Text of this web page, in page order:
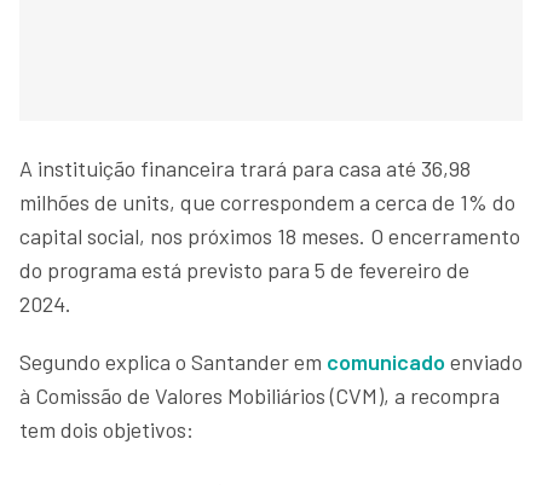
A instituição financeira trará para casa até 36,98
milhões de units, que correspondem a cerca de 1% do
capital social, nos próximos 18 meses. O encerramento
do programa está previsto para 5 de fevereiro de
2024.
Segundo explica o Santander em comunicado enviado
à Comissão de Valores Mobiliários (CVM), a recompra
tem dois objetivos: